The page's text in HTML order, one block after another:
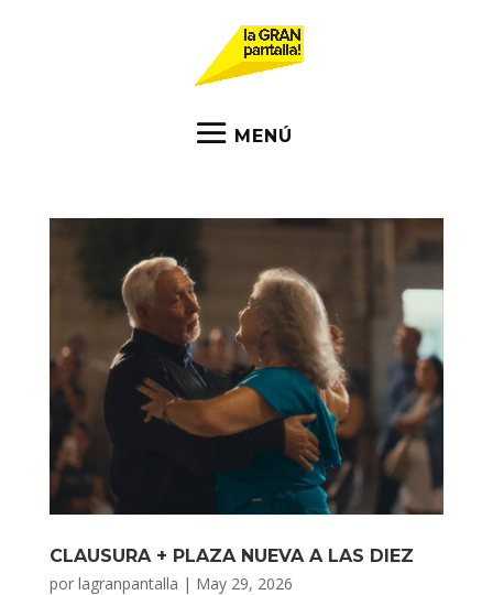
CLAUSURA + PLAZA NUEVA A LAS DIEZ
por lagranpantalla | May 29, 2026